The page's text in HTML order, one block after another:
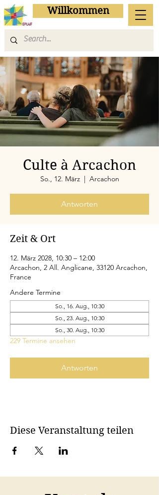
Willkommen
Culte à Arcachon
So., 12. März
  |
Arcachon
Antworten
Zeit & Ort
12. März 2028, 10:30 – 12:00
Arcachon, 2 All. Anglicane, 33120 Arcachon,
France
Andere Termine
So., 16. Aug., 10:30
So., 23. Aug., 10:30
So., 30. Aug., 10:30
229 Termine ansehen
Antworten
Diese Veranstaltung teilen